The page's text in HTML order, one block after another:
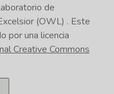
de
(OWL) . Este
por una licencia
Creative Commons